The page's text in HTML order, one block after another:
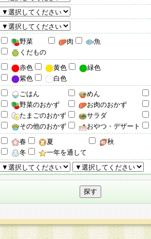
野菜 肉
魚
くだもの
赤色 黄色
緑色
紫色
白色
ごはん
めん
野菜のおかず
お肉のおかず
たまごのおかず
サラダ
その他のおかず
おやつ・デザート
春 夏
秋
冬
一年を通して